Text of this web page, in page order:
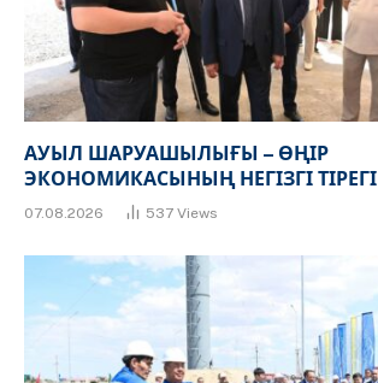
АУЫЛ ШАРУАШЫЛЫҒЫ – ӨҢІР
ЭКОНОМИКАСЫНЫҢ НЕГІЗГІ ТІРЕГІ
07.08.2026 537 Views